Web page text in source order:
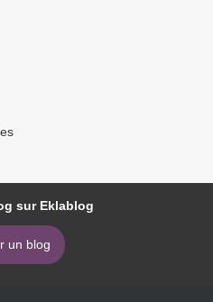
sur Eklablog
un blog